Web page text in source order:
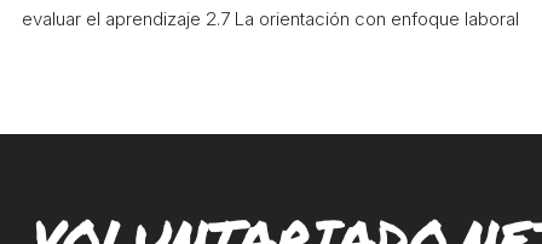
evaluar el aprendizaje 2.7 La orientación con enfoque laboral